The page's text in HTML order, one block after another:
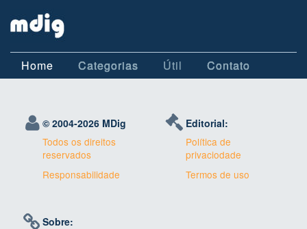
Home Categorias Útil Contato
© 2004-2026 MDig
Todos os direitos
reservados
Responsabilidade
Editorial:
Política de
privaciodade
Termos de uso
Sobre: